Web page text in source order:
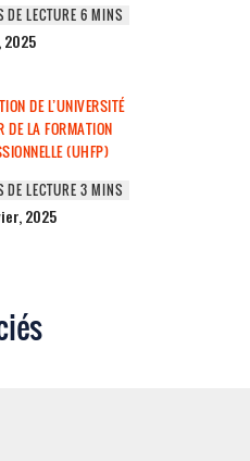
2025
DE L’UNIVERSITÉ
DE LA FORMATION
(UHFP)
2025